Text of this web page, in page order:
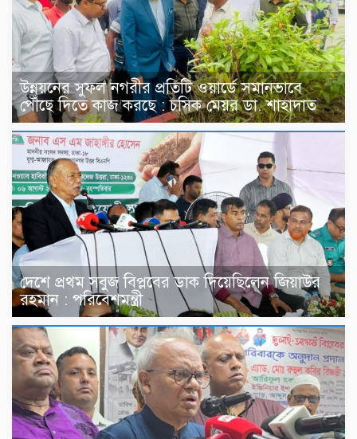
উন্নয়নের সুফল নগরীর প্রতিটি ওয়ার্ডে সমানভাবে
পৌঁছে দিতে কাজ করছে : চসিক মেয়র ডা. শাহাদাত
দেশে প্রথম সবুজ বিপ্লবের ডাক দিয়েছিলেন জিয়াউর
রহমান : পরিবেশমন্ত্রী